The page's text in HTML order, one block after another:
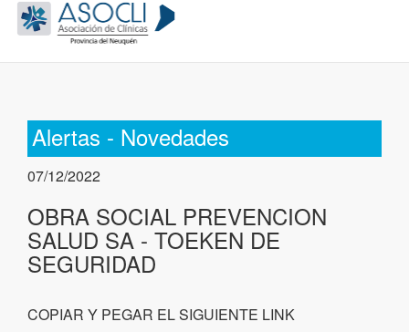
Alertas - Novedades
07/12/2022
OBRA SOCIAL PREVENCION
SALUD SA - TOEKEN DE
SEGURIDAD
COPIAR Y PEGAR EL SIGUIENTE LINK